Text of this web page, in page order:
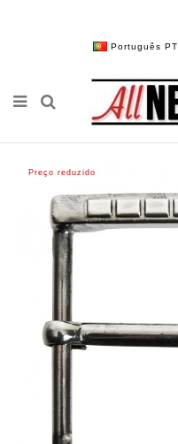
Português PT
Preço reduzido